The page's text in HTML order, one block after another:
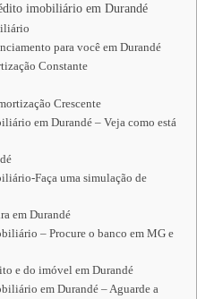
imobiliário em Durandé
para você em Durandé
Constante
Crescente
em Durandé – Veja como está
Faça uma simulação de
em Durandé
– Procure o banco em MG e
e do imóvel em Durandé
em Durandé – Aguarde a